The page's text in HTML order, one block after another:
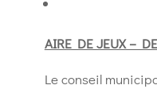
AIRE DE JEUX –
Le conseil